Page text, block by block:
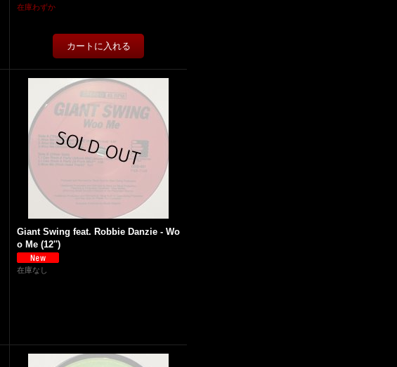
在庫わずか
Giant Swing feat. Robbie Danzie - Wo
o Me (12'')
在庫なし